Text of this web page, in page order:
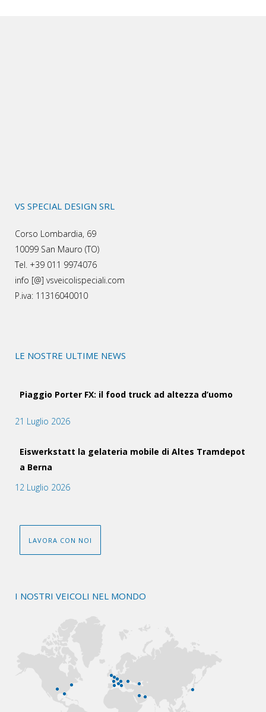
VS SPECIAL DESIGN SRL
Corso Lombardia, 69
10099 San Mauro (TO)
Tel. +39 011 9974076
info [@] vsveicolispeciali.com
P.iva: 11316040010
LE NOSTRE ULTIME NEWS
Piaggio Porter FX: il food truck ad altezza d’uomo
21 Luglio 2026
Eiswerkstatt la gelateria mobile di Altes Tramdepot
a Berna
12 Luglio 2026
LAVORA CON NOI
I NOSTRI VEICOLI NEL MONDO